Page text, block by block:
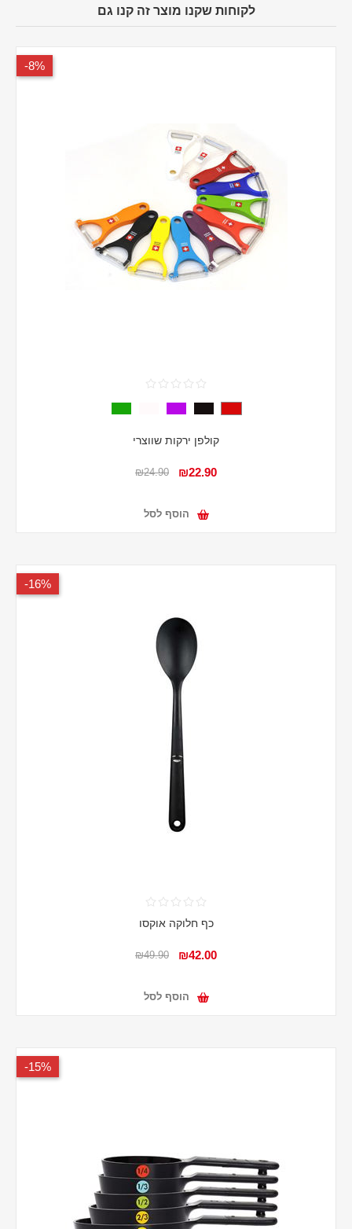
לקוחות שקנו מוצר זה קנו גם
8%-
קולפן ירקות שווצרי
₪22.90
₪24.90
הוסף לסל
16%-
כף חלוקה אוקסו
₪42.00
₪49.90
הוסף לסל
15%-